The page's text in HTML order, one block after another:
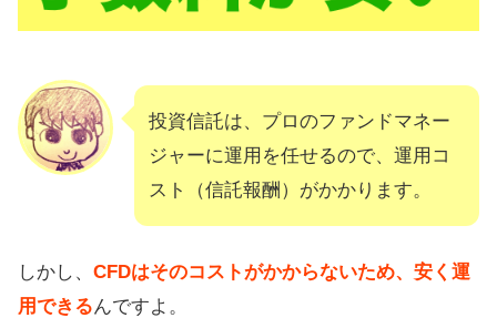
投資信託は、プロのファンドマネー
ジャーに運用を任せるので、運用コ
スト（信託報酬）がかかります。
しかし、 CFDはそのコストがかからないため、安く運
用できるんですよ。